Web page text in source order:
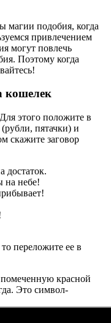
магии подобия, когда
привлечением
могут повлечь
Поэтому когда
кошелек
этого положите в
пятачки) и
скажите заговор
достаток.
на небе!
переложите ее в
красной
Это символ-